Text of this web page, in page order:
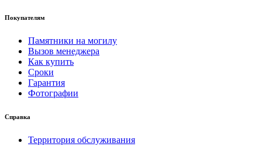
Покупателям
Памятники на могилу
Вызов менеджера
Как купить
Сроки
Гарантия
Фотографии
Справка
Территория обслуживания